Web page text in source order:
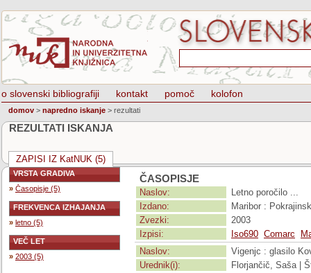
o slovenski bibliografiji kontakt pomoč kolofon
domov > napredno iskanje > rezultati
REZULTATI ISKANJA
ZAPISI IZ KatNUK (5)
VRSTA GRADIVA
» Časopisje (5)
FREKVENCA IZHAJANJA
» letno (5)
VEČ LET
» 2003 (5)
ČASOPISJE
Naslov:
Letno poročilo ...
Izdano:
Maribor :
Zvezki:
2003
Izpisi:
Iso690 Comarc
Naslov:
Vigenjc : glasilo
Urednik(i):
Florjančič, Saša |